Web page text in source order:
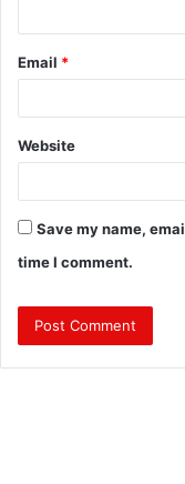
Email *
Website
Save my name,
time I comment.